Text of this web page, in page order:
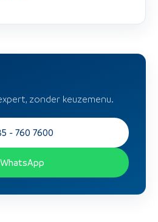
zonder keuzemenu.
- 760 7600
WhatsApp